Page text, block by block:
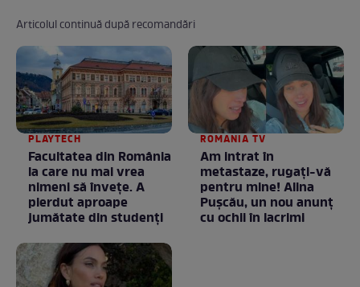
Articolul continuă după recomandări
PLAYTECH
Facultatea din România
la care nu mai vrea
nimeni să înveţe. A
pierdut aproape
jumătate din studenţi
ROMANIA TV
Am intrat în
metastaze, rugaţi-vă
pentru mine! Alina
Puşcău, un nou anunţ
cu ochii în lacrimi